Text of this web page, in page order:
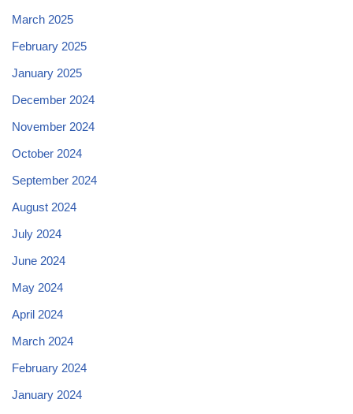
March 2025
February 2025
January 2025
December 2024
November 2024
October 2024
September 2024
August 2024
July 2024
June 2024
May 2024
April 2024
March 2024
February 2024
January 2024